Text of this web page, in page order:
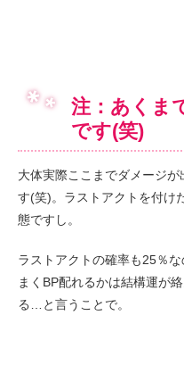
注：あくま
です(笑)
大体実際ここまでダメージ
す(笑)。ラストアクトを付け
態ですし。
ラストアクトの確率も25％
まくBP配れるかは結構運が
る…と言うことで。